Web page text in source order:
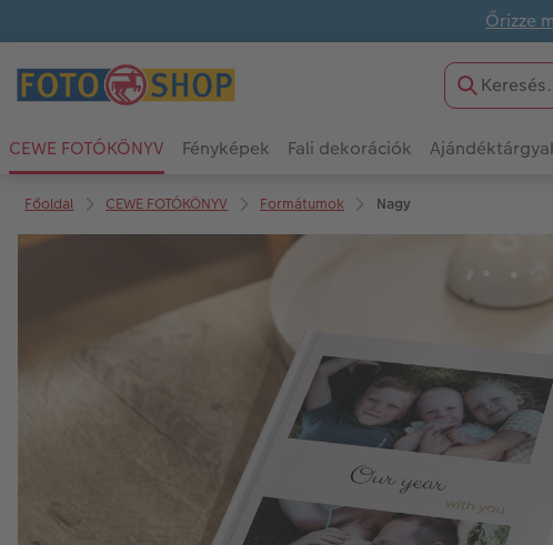
Őrizze
CEWE FOTÓKÖNYV Fényképek Fali dekorációk
Főoldal CEWE FOTÓKÖNYV Formátumok Nagy